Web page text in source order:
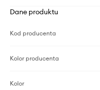
Dane produktu
Kod producenta
Kolor producenta
Kolor